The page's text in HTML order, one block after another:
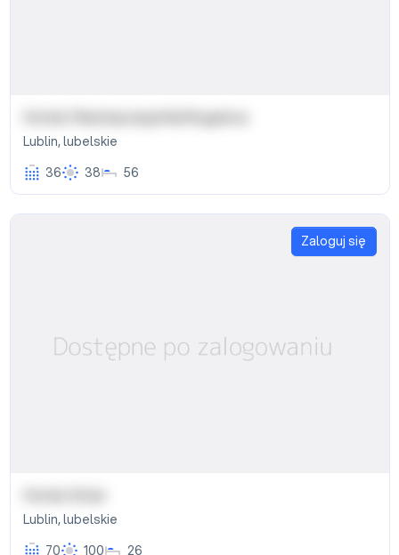
Hotel i Restauracja Na Rogatce
Lublin,lubelskie
36
38 56
Zaloguj się
Lublin,lubelskie
70
100 26